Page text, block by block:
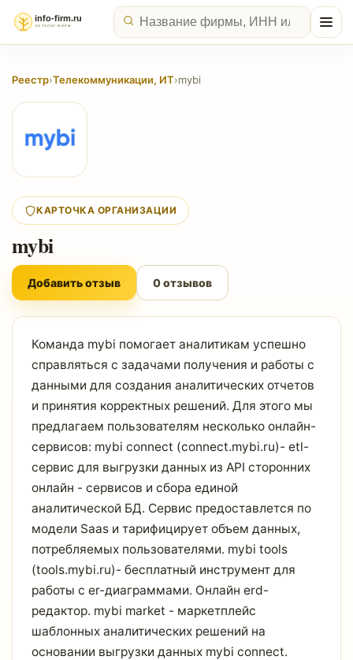
Реестр›Телекоммуникации, ИТ›mybi
КАРТОЧКА ОРГАНИЗАЦИИ
mybi
Добавить отзыв 0 отзывов
Команда mybi помогает аналитикам успешно
справляться с задачами получения и работы с
данными для создания аналитических отчетов
и принятия корректных решений. Для этого мы
предлагаем пользователям несколько онлайн-
сервисов: mybi connect (connect.mybi.ru)- etl-
сервис для выгрузки данных из API сторонних
онлайн - сервисов и сбора единой
аналитической БД. Сервис предоставлется по
модели Saas и тарифицирует объем данных,
потребляемых пользователями. mybi tools
(tools.mybi.ru)- бесплатный инструмент для
работы с er-диаграммами. Онлайн erd-
редактор. mybi market - маркетплейс
шаблонных аналитических решений на
основании выгрузки данных mybi connect.